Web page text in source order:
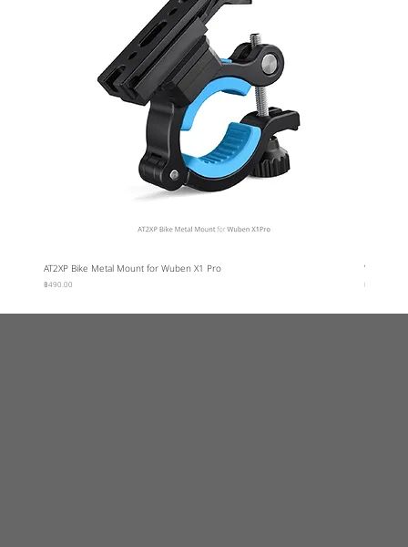
AT2XP Bike Metal Mount for Wuben X1 Pro
ราคา
฿490.00
Wuben
ราคา
฿95.00